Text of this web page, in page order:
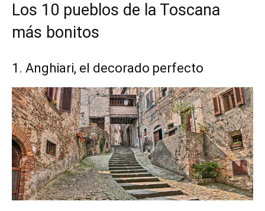
Los 10 pueblos de la Toscana
más bonitos
1. Anghiari, el decorado perfecto